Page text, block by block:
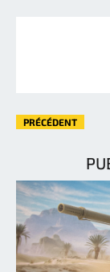
PRÉCÉDENT